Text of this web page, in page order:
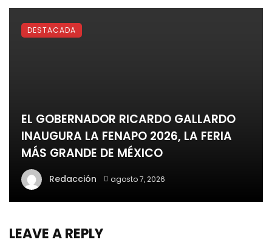
EL GOBERNADOR RICARDO GALLARDO
INAUGURA LA FENAPO 2026, LA FERIA
MÁS GRANDE DE MÉXICO
Redacción agosto 7, 2026
DESTACADA
LEAVE A REPLY